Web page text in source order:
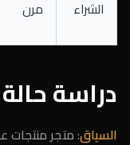
الشراء مرن
دراسة
السياق: متجر منتجات